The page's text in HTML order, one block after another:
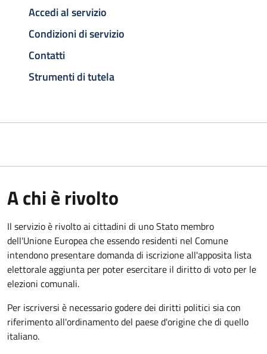
Accedi al servizio
Condizioni di servizio
Contatti
Strumenti di tutela
A chi è rivolto
Il servizio è rivolto ai cittadini di uno Stato membro
dell'Unione Europea che essendo residenti nel Comune
intendono presentare domanda di iscrizione all'apposita lista
elettorale aggiunta per poter esercitare il diritto di voto per le
elezioni comunali.
Per iscriversi è necessario godere dei diritti politici sia con
riferimento all'ordinamento del paese d'origine che di quello
italiano.